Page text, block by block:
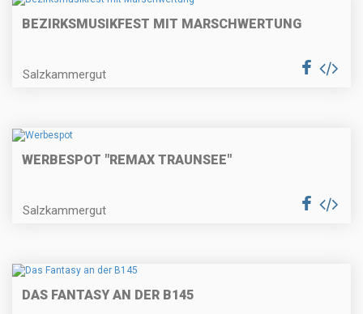
BEZIRKSMUSIKFEST MIT MARSCHWERTUNG
Salzkammergut
WERBESPOT "REMAX TRAUNSEE"
Salzkammergut
DAS FANTASY AN DER B145